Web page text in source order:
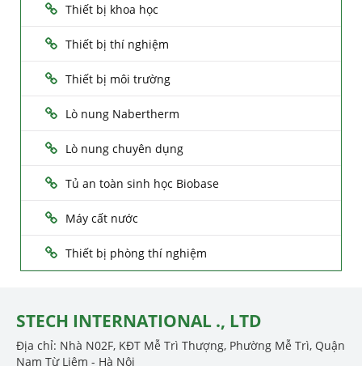
Thiết bị khoa học
Thiết bị thí nghiệm
Thiết bị môi trường
Lò nung Nabertherm
Lò nung chuyên dụng
Tủ an toàn sinh học Biobase
Máy cất nước
Thiết bị phòng thí nghiệm
STECH INTERNATIONAL ., LTD
Địa chỉ: Nhà N02F, KĐT Mễ Trì Thượng, Phường Mễ Trì, Quận
Nam Từ Liêm - Hà Nội